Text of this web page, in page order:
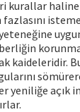
kurallar
kaideleridir.
yeniliğe